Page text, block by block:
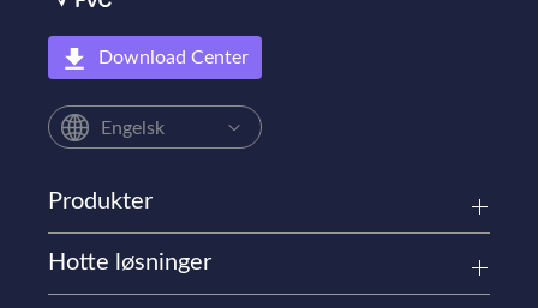
Download Center
Engelsk
Produkter
Hotte løsninger